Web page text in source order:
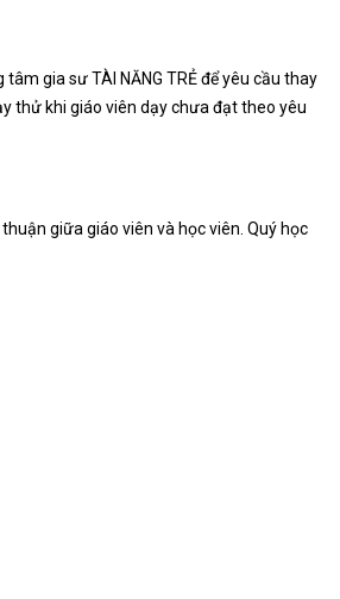
gia sư TÀI NĂNG TRẺ để yêu cầu thay
thử khi giáo viên dạy chưa đạt theo yêu
giữa giáo viên và học viên. Quý học